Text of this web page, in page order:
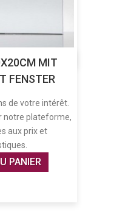
MIT
FENSTER
de votre intérêt.
notre plateforme,
aux prix et
PANIER